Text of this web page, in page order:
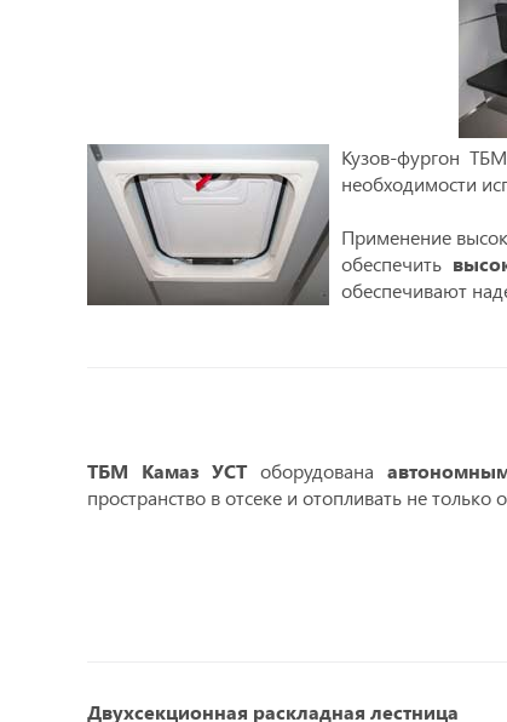
Кузов-фургон
необходимости
Применение
обеспечить
обеспечивают
ТБМ Камаз УСТоборудована
пространство в отсеке и отопливать не только
Двухсекционная раскладная лестница